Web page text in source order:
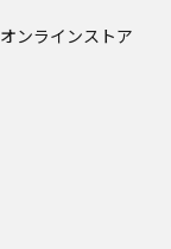
オンラインストア